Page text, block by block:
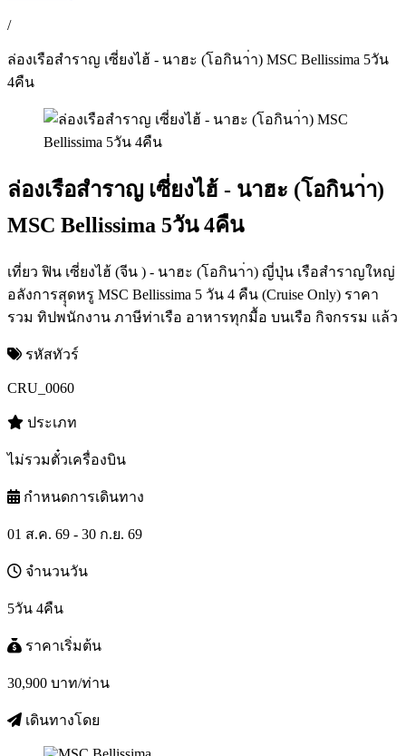
/
ล่องเรือสำราญ เซี่ยงไฮ้ - นาฮะ (โอกินา่า) MSC Bellissima 5วัน
4คืน
ล่องเรือสำราญ เซี่ยงไฮ้ - นาฮะ (โอกินา่า)
MSC Bellissima 5วัน 4คืน
เที่ยว ฟิน เซี่ยงไฮ้ (จีน ) - นาฮะ (โอกินา่า) ญี่ปุ่น เรือสำราญใหญ่
อลังการสุุดหรู MSC Bellissima 5 วัน 4 คืน (Cruise Only) ราคา
รวม ทิปพนักงาน ภาษีท่าเรือ อาหารทุกมื้อ บนเรือ กิจกรรม แล้ว
รหัสทัวร์
CRU_0060
ประเภท
ไม่รวมตั๋วเครื่องบิน
กำหนดการเดินทาง
01 ส.ค. 69 - 30 ก.ย. 69
จำนวนวัน
5วัน 4คืน
ราคาเริ่มต้น
30,900 บาท/ท่าน
เดินทางโดย